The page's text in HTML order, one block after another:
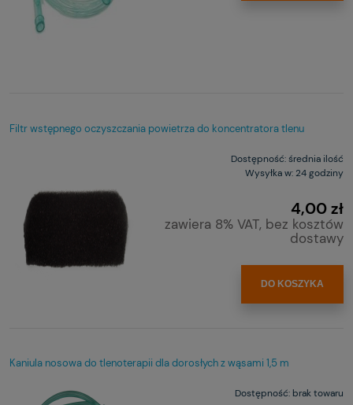
Filtr wstępnego oczyszczania powietrza do koncentratora tlenu
Dostępność:średnia ilość
Wysyłka w:24 godziny
4,00 zł
zawiera 8% VAT, bez kosztów
dostawy
DO KOSZYKA
Kaniula nosowa do tlenoterapii dla dorosłych z wąsami 1,5 m
Dostępność: brak towaru